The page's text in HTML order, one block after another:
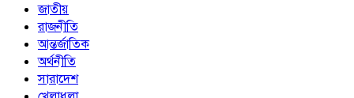
জাতীয়
রাজনীতি
আন্তর্জাতিক
অর্থনীতি
সারাদেশ